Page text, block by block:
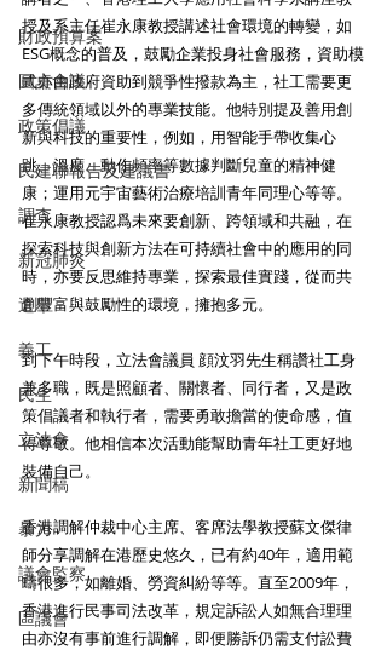
財政預算案
圓桌會議
政策倡議
民建聯報告及建議書
調查
新冠肺炎
選舉
義工
民生
立法會
新聞稿
暴力
議會監察
區議會
授及系主任崔永康教授講述社會環境的轉變，如
ESG概念的普及，鼓勵企業投身社會服務，資助模
式亦由政府資助到競爭性撥款為主，社工需要更
多傳統領域以外的專業技能。他特別提及善用創
新與科技的重要性，例如，用智能手帶收集心
跳、溫度、動作頻率等數據判斷兒童的精神健
康；運用元宇宙藝術治療培訓青年同理心等等。
崔永康教授認爲未來要創新、跨領域和共融，在
探索科技與創新方法在可持續社會中的應用的同
時，亦要反思維持專業，探索最佳實踐，從而共
創豐富與鼓勵性的環境，擁抱多元。
到下午時段，立法會議員 顔汶羽先生稱讚社工身
兼多職，既是照顧者、關懷者、同行者，又是政
策倡議者和執行者，需要勇敢擔當的使命感，值
得尊敬。他相信本次活動能幫助青年社工更好地
裝備自己。
香港調解仲裁中心主席、客席法學教授蘇文傑律
師分享調解在港歷史悠久，已有約40年，適用範
疇很多，如離婚、勞資糾紛等等。直至2009年，
香港進行民事司法改革，規定訴訟人如無合理理
由亦沒有事前進行調解，即便勝訴仍需支付訟費